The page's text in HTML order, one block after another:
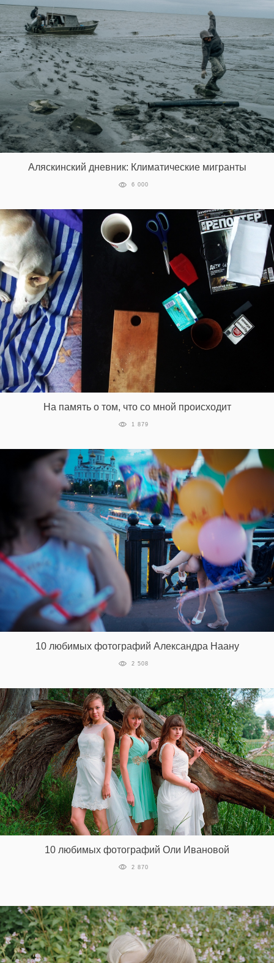
Аляскинский дневник: Климатические мигранты
6 000
На память о том, что со мной происходит
1 879
10 любимых фотографий Александра Наану
2 508
10 любимых фотографий Оли Ивановой
2 870